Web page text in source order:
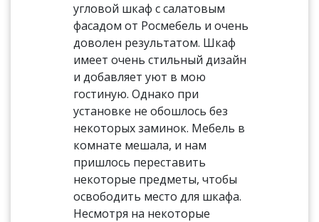
угловой шкаф с салатовым
фасадом от Росмебель и очень
доволен результатом. Шкаф
имеет очень стильный дизайн
и добавляет уют в мою
гостиную. Однако при
установке не обошлось без
некоторых заминок. Мебель в
комнате мешала, и нам
пришлось переставить
некоторые предметы, чтобы
освободить место для шкафа.
Несмотря на некоторые